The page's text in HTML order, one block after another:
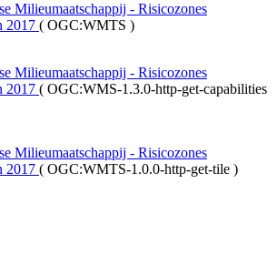
Milieumaatschappij - Risicozones
2017 ( OGC:WMTS )
Milieumaatschappij - Risicozones
2017 ( OGC:WMS-1.3.0-http-get-capabilities
Milieumaatschappij - Risicozones
2017 ( OGC:WMTS-1.0.0-http-get-tile )